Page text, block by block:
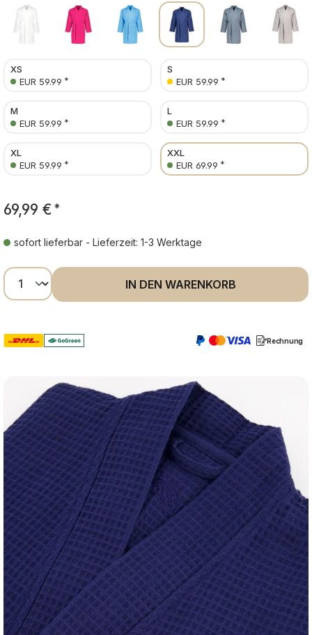
XS
EUR 59.99 *
S
EUR 59.99 *
M
EUR 59.99 *
L
EUR 59.99 *
XL
EUR 59.99 *
XXL
EUR 69.99 *
69,99 € *
sofort lieferbar - Lieferzeit: 1-3 Werktage
Produkt Anzahl: Gib den gewünschten
IN DEN WARENKORB
Rechnung